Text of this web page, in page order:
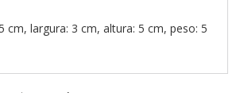
cm, largura: 3 cm, altura: 5 cm, peso: 5